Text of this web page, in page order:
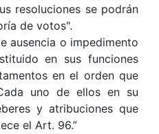
resoluciones se podrán
de votos".
ausencia o impedimento
en sus funciones
en el orden que
uno de ellos en su
y atribuciones que
el Art. 96.”